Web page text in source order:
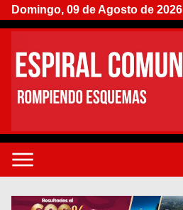
Domingo, 09 de Agosto de 2026